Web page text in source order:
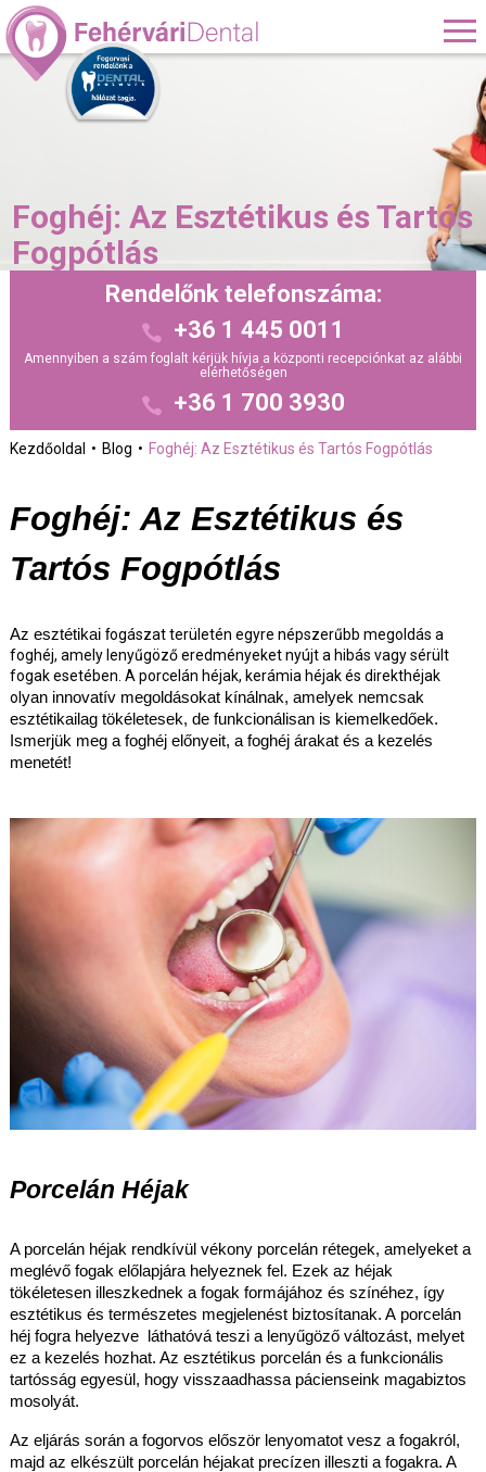
Foghéj: Az Esztétikus és Tartós
Fogpótlás
Rendelőnk telefonszáma:
+36 1 445 0011
Amennyiben a szám foglalt kérjük hívja a központi recepciónkat az alábbi
elérhetőségen
+36 1 700 3930
Kezdőoldal Blog Foghéj: Az Esztétikus és Tartós Fogpótlás
Foghéj: Az Esztétikus és
Tartós Fogpótlás
Az esztétikai fogászat területén egyre népszerűbb megoldás a
foghéj, amely lenyűgöző eredményeket nyújt a hibás vagy sérült
fogak esetében. A porcelán héjak, kerámia héjak és direkthéjak
ol yan innovatív megoldásokat kínálnak, amelyek nemcsak
esztétikailag tökéletesek, de funkcionálisan is kiemelkedőek.
Ismerjük meg a foghéj előnyeit, a foghéj árakat és a kezelés
menetét!
Porcelán Héjak
A porcelán héjak rendkívül vékony porcelán rétegek, amelyeket a
meglévő fogak előlapjára helyeznek fel. Ezek az héjak
tökéletesen illeszkednek a fogak formájához és színéhez, így
esztétikus és természetes megjelenést biztosítanak. A porcelán
héj fogra helyezve láthatóvá teszi a lenyűgöző változást, melyet
ez a kezelés hozhat. Az esztétikus porcelán és a funkcionális
tartósság egyesül, hogy visszaadhassa pácienseink magabiztos
mosolyát.
Az eljárás során a fogorvos először lenyomatot vesz a fogakról,
majd az elkészült porcelán héjakat precízen illeszti a fogakra. A